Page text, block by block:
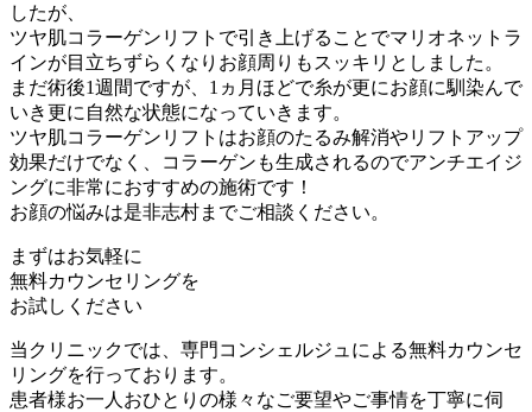
したが、
ツヤ肌コラーゲンリフトで引き上げることでマリオネットラ
インが目立ちずらくなりお顔周りもスッキリとしました。
まだ術後1週間ですが、1ヵ月ほどで糸が更にお顔に馴染んで
いき更に自然な状態になっていきます。
ツヤ肌コラーゲンリフトはお顔のたるみ解消やリフトアップ
効果だけでなく、コラーゲンも生成されるのでアンチエイジ
ングに非常におすすめの施術です！
お顔の悩みは是非志村までご相談ください。
まずはお気軽に
無料カウンセリングを
お試しください
当クリニックでは、専門コンシェルジュによる無料カウンセ
リングを行っております。
患者様お一人おひとりの様々なご要望やご事情を丁寧に伺